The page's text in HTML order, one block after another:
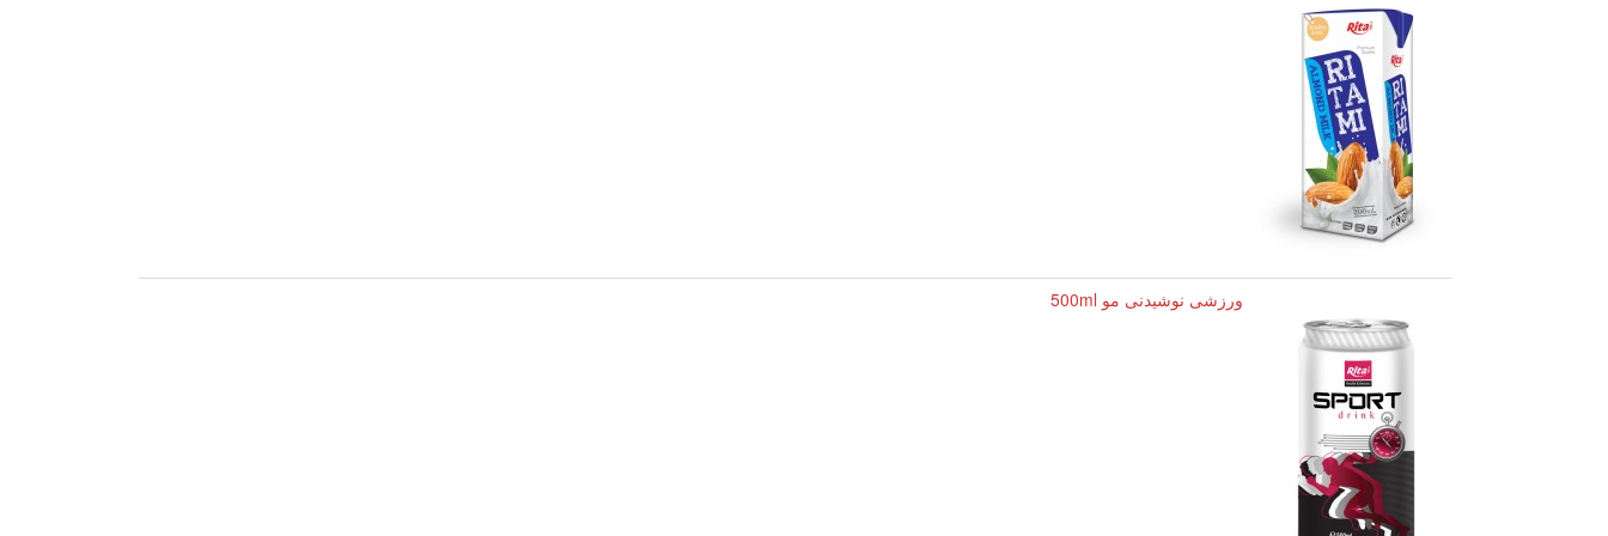
ورزشی نوشیدنی مو 500ml